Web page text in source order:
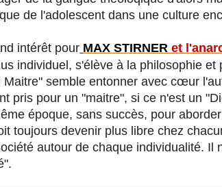
de l'adolescent dans une culture
intérêt pour MAX STIRNER et
individuel, s'élève à la philosophie et
semble entonner avec cœur
pris pour un "maitre", si ce n'est un
époque, sans succès, pour
toujours devenir plus libre chez
autour de chaque individualité. Il